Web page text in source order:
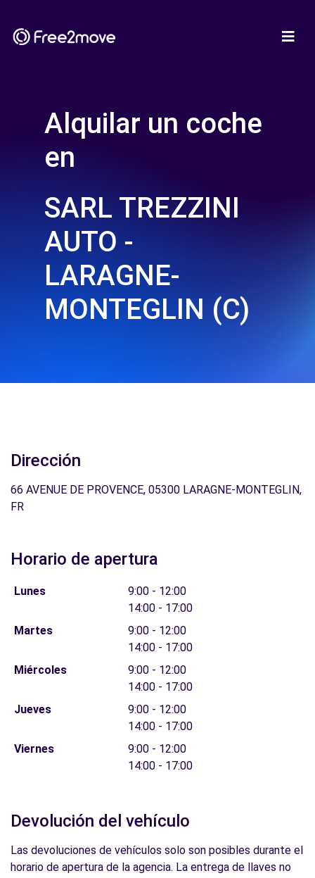
Alquilar un coche
en
SARL TREZZINI
AUTO -
LARAGNE-
MONTEGLIN (C)
Dirección
66 AVENUE DE PROVENCE, 05300 LARAGNE-MONTEGLIN,
FR
Horario de apertura
Lunes
9:00 - 12:00
14:00 - 17:00
Martes
9:00 - 12:00
14:00 - 17:00
Miércoles
9:00 - 12:00
14:00 - 17:00
Jueves
9:00 - 12:00
14:00 - 17:00
Viernes
9:00 - 12:00
14:00 - 17:00
Devolución del vehículo
Las devoluciones de vehículos solo son posibles durante el
horario de apertura de la agencia. La entrega de llaves no